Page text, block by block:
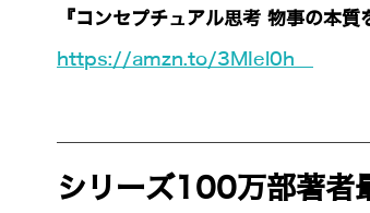
『コンセプチュアル思考 物事の本質
https://amzn.to/3MIel0h
シリーズ100万部著者